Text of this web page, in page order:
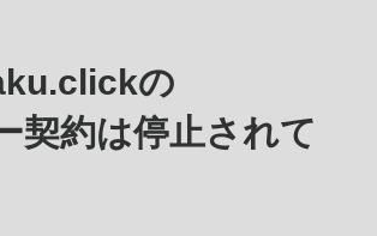
の
契約は停止されて